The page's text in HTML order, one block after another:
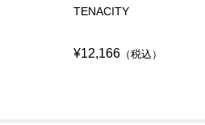
TENACITY
¥12,166 （税込）